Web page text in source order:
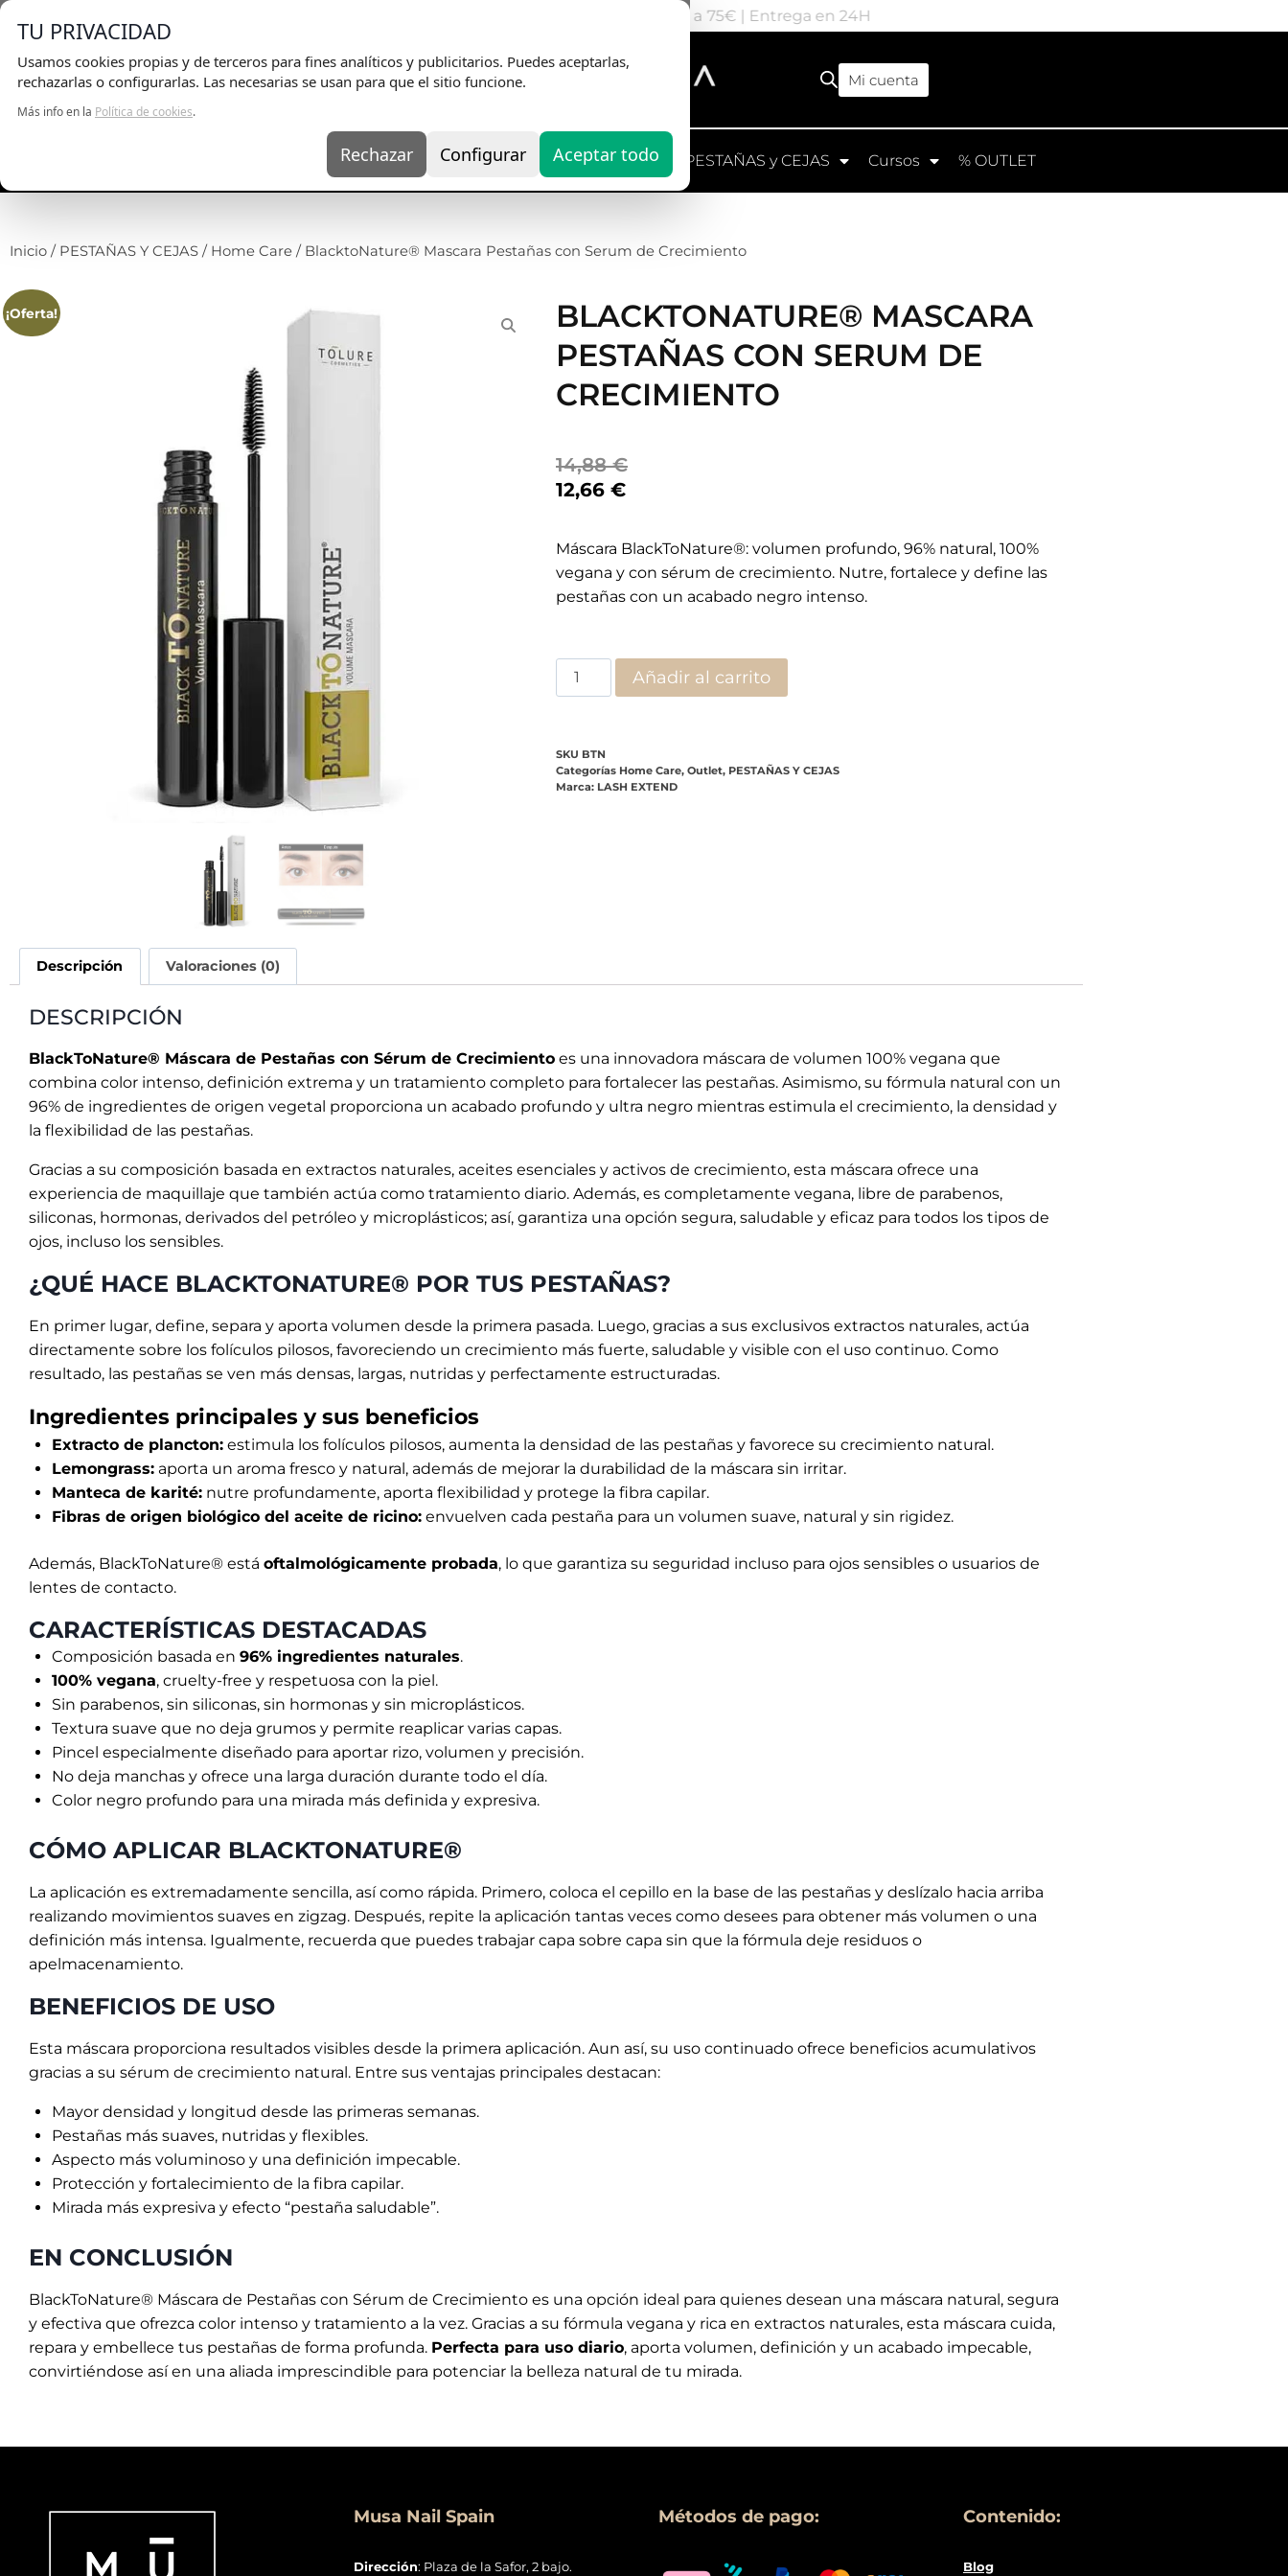
TU PRIVACIDAD
Usamos cookies propias y de terceros para fines analíticos y publicitarios. Puedes aceptarlas,
rechazarlas o configurarlas. Las necesarias se usan para que el sitio funcione.
Más info en la Política de cookies.
Rechazar Configurar Aceptar todo
en pedidos superiores a 75€ | Entrega en 24H
Mi cuenta
KITS EQUIPOS HERRAMIENTAS PESTAÑAS y CEJAS Cursos % OUTLET
Inicio / PESTAÑAS Y CEJAS / Home Care / BlacktoNature® Mascara Pestañas con Serum de Crecimiento
¡Oferta!
BLACKTONATURE® MASCARA
PESTAÑAS CON SERUM DE
CRECIMIENTO
14,88€
12,66 €
Máscara BlackToNature®: volumen profundo, 96% natural, 100%
vegana y con sérum de crecimiento. Nutre, fortalece y define las
pestañas con un acabado negro intenso.
Añadir al carrito
SKU BTN
Categorías Home Care Outlet PESTAÑAS Y CEJAS
Marca: LASH EXTEND
Descripción Valoraciones (0)
DESCRIPCIÓN
BlackToNature® Máscara de Pestañas con Sérum de Crecimiento es una innovadora máscara de volumen 100% vegana que
combina color intenso, definición extrema y un tratamiento completo para fortalecer las pestañas. Asimismo, su fórmula natural con un
96% de ingredientes de origen vegetal proporciona un acabado profundo y ultra negro mientras estimula el crecimiento, la densidad y
la flexibilidad de las pestañas.
Gracias a su composición basada en extractos naturales, aceites esenciales y activos de crecimiento, esta máscara ofrece una
experiencia de maquillaje que también actúa como tratamiento diario. Además, es completamente vegana, libre de parabenos,
siliconas, hormonas, derivados del petróleo y microplásticos; así, garantiza una opción segura, saludable y eficaz para todos los tipos de
ojos, incluso los sensibles.
¿QUÉ HACE BLACKTONATURE® POR TUS PESTAÑAS?
En primer lugar, define, separa y aporta volumen desde la primera pasada. Luego, gracias a sus exclusivos extractos naturales, actúa
directamente sobre los folículos pilosos, favoreciendo un crecimiento más fuerte, saludable y visible con el uso continuo. Como
resultado, las pestañas se ven más densas, largas, nutridas y perfectamente estructuradas.
Ingredientes principales y sus beneficios
Extracto de plancton: estimula los folículos pilosos, aumenta la densidad de las pestañas y favorece su crecimiento natural.
Lemongrass: aporta un aroma fresco y natural, además de mejorar la durabilidad de la máscara sin irritar.
Manteca de karité: nutre profundamente, aporta flexibilidad y protege la fibra capilar.
Fibras de origen biológico del aceite de ricino: envuelven cada pestaña para un volumen suave, natural y sin rigidez.
Además, BlackToNature® está oftalmológicamente probada , lo que garantiza su seguridad incluso para ojos sensibles o usuarios de
lentes de contacto.
CARACTERÍSTICAS DESTACADAS
Composición basada en 96% ingredientes naturales
100% vegana , cruelty-free y respetuosa con la piel.
Sin parabenos, sin siliconas, sin hormonas y sin microplásticos.
Textura suave que no deja grumos y permite reaplicar varias capas.
Pincel especialmente diseñado para aportar rizo, volumen y precisión.
No deja manchas y ofrece una larga duración durante todo el día.
Color negro profundo para una mirada más definida y expresiva.
CÓMO APLICAR BLACKTONATURE®
La aplicación es extremadamente sencilla, así como rápida. Primero, coloca el cepillo en la base de las pestañas y deslízalo hacia arriba
realizando movimientos suaves en zigzag. Después, repite la aplicación tantas veces como desees para obtener más volumen o una
definición más intensa. Igualmente, recuerda que puedes trabajar capa sobre capa sin que la fórmula deje residuos o
apelmacenamiento.
BENEFICIOS DE USO
Esta máscara proporciona resultados visibles desde la primera aplicación. Aun así, su uso continuado ofrece beneficios acumulativos
gracias a su sérum de crecimiento natural. Entre sus ventajas principales destacan:
Mayor densidad y longitud desde las primeras semanas.
Pestañas más suaves, nutridas y flexibles.
Aspecto más voluminoso y una definición impecable.
Protección y fortalecimiento de la fibra capilar.
Mirada más expresiva y efecto “pestaña saludable”.
EN CONCLUSIÓN
BlackToNature® Máscara de Pestañas con Sérum de Crecimiento es una opción ideal para quienes desean una máscara natural, segura
y efectiva que ofrezca color intenso y tratamiento a la vez. Gracias a su fórmula vegana y rica en extractos naturales, esta máscara cuida,
repara y embellece tus pestañas de forma profunda. Perfecta para uso diario , aporta volumen, definición y un acabado impecable,
convirtiéndose así en una aliada imprescindible para potenciar la belleza natural de tu mirada.
Musa Nail Spain
Dirección: Plaza de la Safor, 2 bajo.
Métodos de pago: Contenido:
Blog